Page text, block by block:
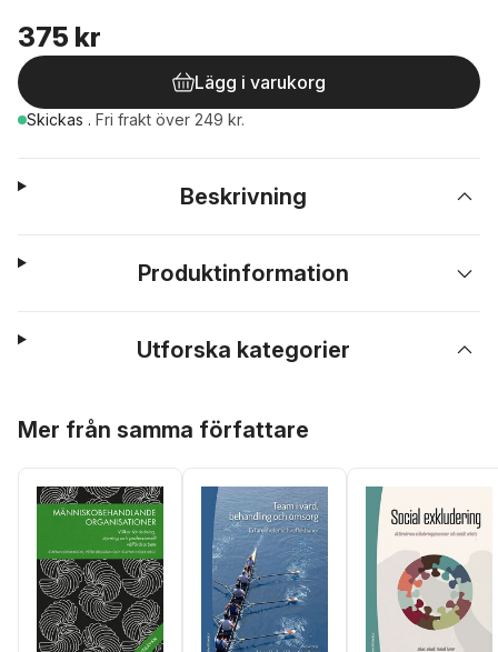
375 kr
Lägg i varukorg
Skickas . Fri frakt över 249 kr.
Beskrivning
Produktinformation
Utforska kategorier
Mer från samma författare